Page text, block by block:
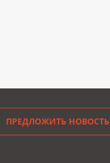
ПРЕДЛОЖИТЬ НОВОСТЬ